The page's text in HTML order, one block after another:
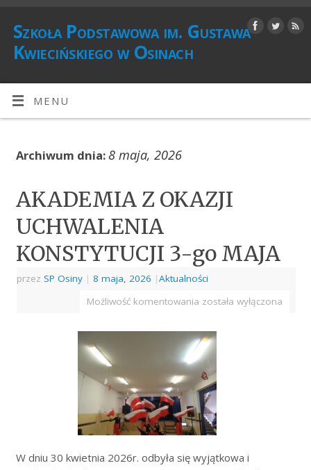
Szkoła Podstawowa im. Gustawa
Kwiecińskiego w Osinach
MENU
Archiwum dnia:8 maja, 2026
AKADEMIA Z OKAZJI
UCHWALENIA
KONSTYTUCJI 3-go MAJA
przez SP Osiny | 8 maja, 2026 |Aktualności
Możliwość komentowania została wyłączona
W dniu 30 kwietnia 2026r. odbyła się wyjątkowa i